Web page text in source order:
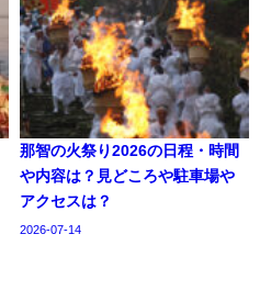
那智の火祭り2026の日程・時間
や内容は？見どころや駐車場や
アクセスは？
2026-07-14